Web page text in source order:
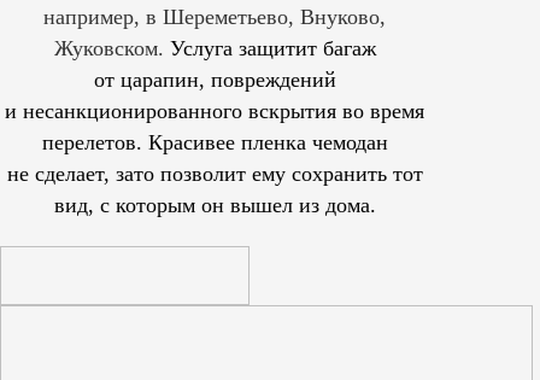
например, в Шереметьево, Внуково,
Жуковском. Услуга защитит багаж
от царапин, повреждений
и несанкционированного вскрытия во время
перелетов. Красивее пленка чемодан
не сделает, зато позволит ему сохранить тот
вид, с которым он вышел из дома.